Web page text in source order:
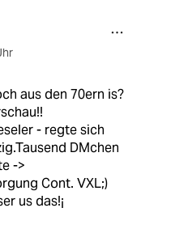
aus den 70ern is?
- regte sich
DMchen
->
Cont. VXL;)
us das!¡